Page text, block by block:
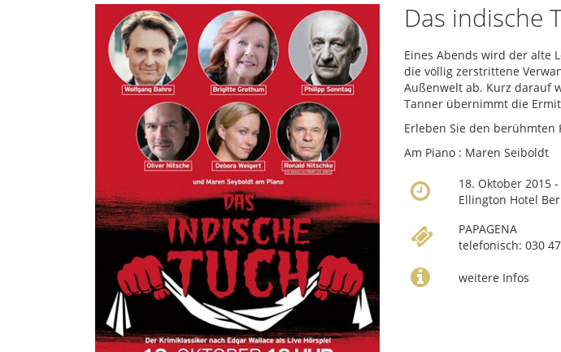
Das indische
Eines Abends wird der alte
die völlig zerstrittene
Außenwelt ab. Kurz darauf
Tanner übernimmt die
Erleben Sie den berühmten
Am Piano : Maren Seiboldt
18. Oktober 2015
Ellington Hotel
PAPAGENA
telefonisch: 030
weitere Infos